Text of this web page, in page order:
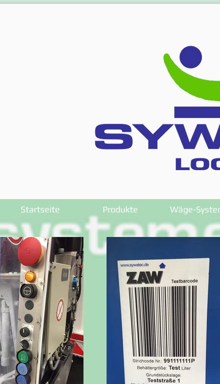
Startseite Produkte Wäge-